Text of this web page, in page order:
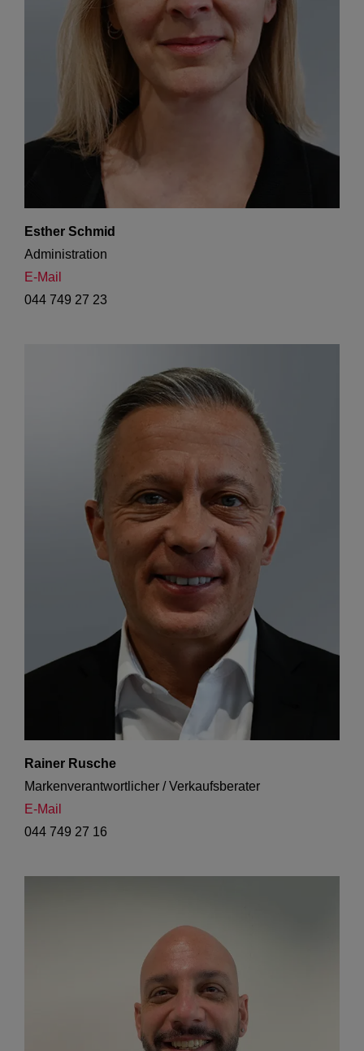
Esther Schmid
Administration
E-Mail
044 749 27 23
Rainer Rusche
Markenverantwortlicher / Verkaufsberater
E-Mail
044 749 27 16